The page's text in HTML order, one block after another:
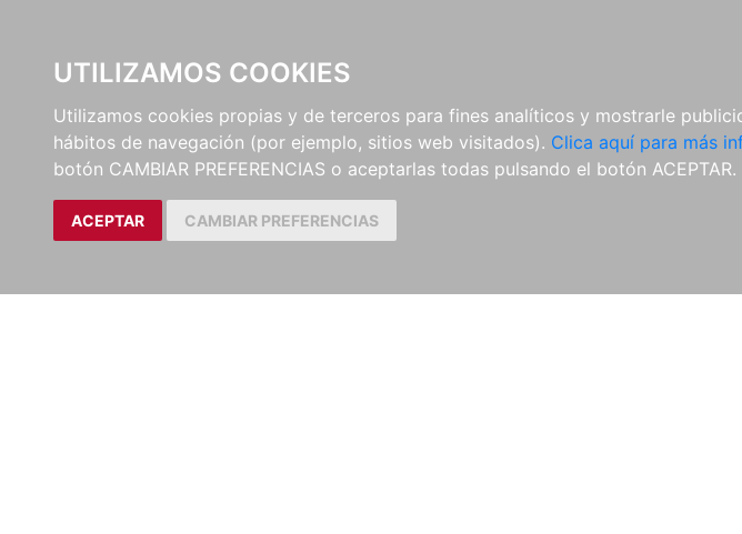
UTILIZAMOS COOKIES
Utilizamos cookies propias y de terceros para fines analíticos y mostrarle
hábitos de navegación (por ejemplo, sitios web visitados). Clica aquí para más
botón CAMBIAR PREFERENCIAS o aceptarlas todas pulsando el botón ACEPTAR.
ACEPTAR CAMBIAR PREFERENCIAS
EDITORIAL E-BOOKS
LibrosAutores